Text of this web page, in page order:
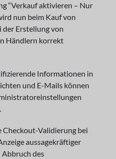
“Verkauf aktivieren – Nur
nun beim Kauf von
Erstellung von
Händlern korrekt
Informationen in
und E-Mails können
Checkout-Validierung bei
aussagekräftiger
Abbruch des